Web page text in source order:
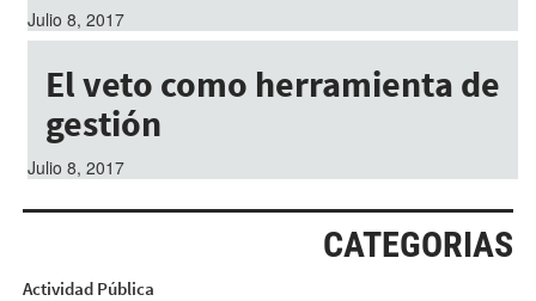
Julio 8, 2017
El veto como herramienta de
gestión
Julio 8, 2017
CATEGORIAS
Actividad Pública